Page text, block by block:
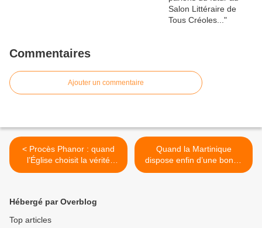
Commentaires
Ajouter un commentaire
< Procès Phanor : quand
l’Église choisit la vérité
judiciaire...
Quand la Martinique
dispose enfin d’une bonne
Feuille de routes... >
Hébergé par Overblog
Top articles